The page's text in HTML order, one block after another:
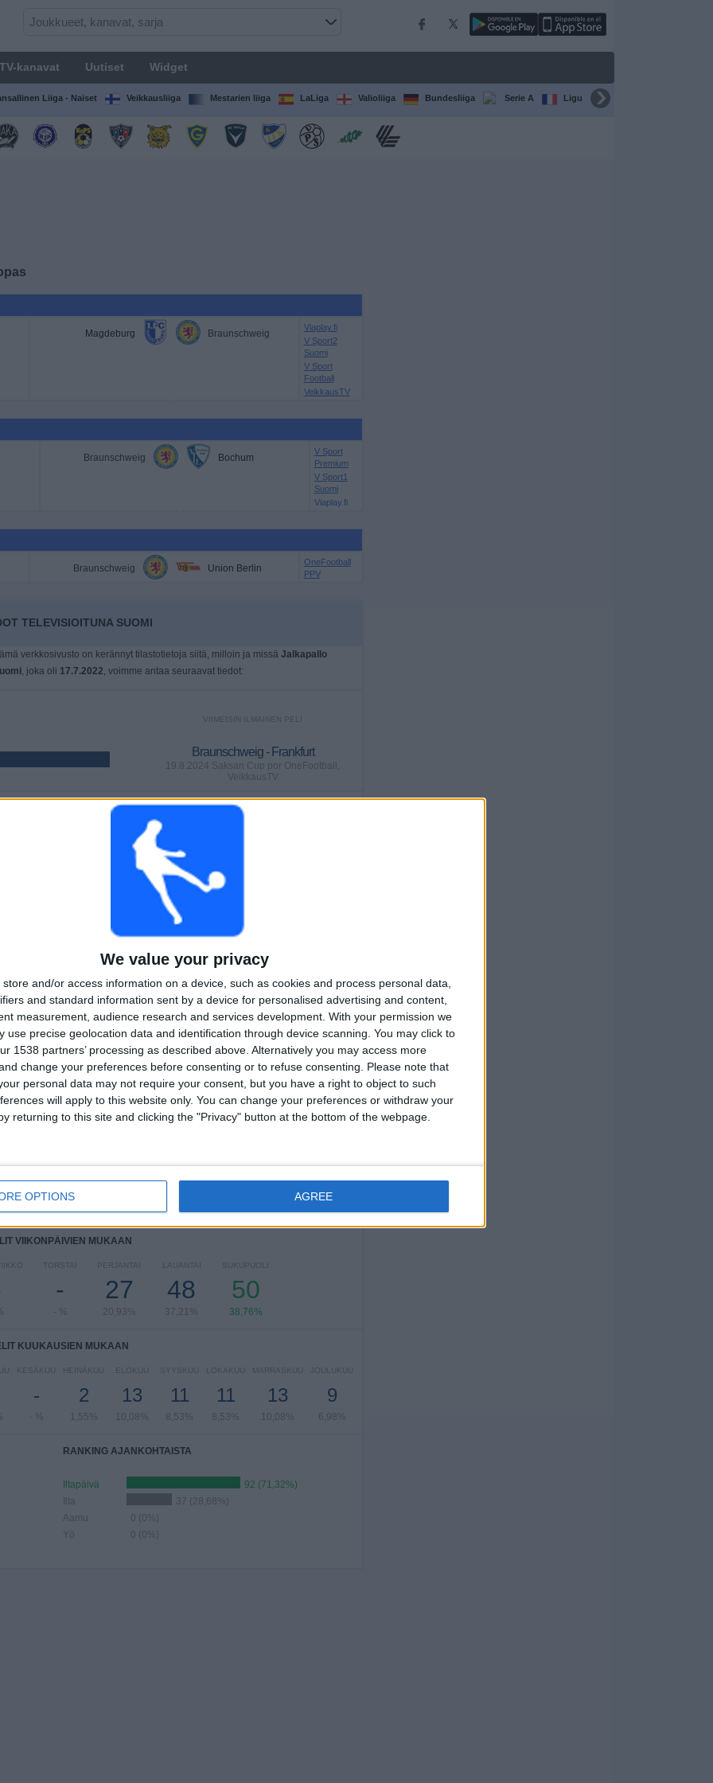
We value your privacy
store and/or access information on a device, such as cookies and process personal data,
and standard information sent by a device for personalised advertising and content,
measurement, audience research and services development. With your permission we
use precise geolocation data and identification through device scanning. You may click to
1538 partners’ processing as described above. Alternatively you may access more
change your preferences before consenting or to refuse consenting.
Please note that
personal data may not require your consent, but you have a right to object to such
will apply to this website only. You can change your preferences or withdraw your
returning to this site and clicking the "Privacy" button at the bottom of the webpage.
OPTIONS AGREE
TV-kanavat Uutiset Widget
Liiga - Naiset Veikkausliiga Mestarien liiga LaLiga Valioliiga Bundesliiga Serie A Ligue 1
Magdeburg Braunschweig
Viaplay.fi
V Sport2
Suomi
V Sport
Football
VeikkausTV
Braunschweig Bochum
V Sport
Premium
V Sport1
Suomi
Viaplay.fi
Braunschweig Union Berlin
OneFootball
PPV
TELEVISIOITUNA SUOMI
verkkosivusto on kerännyt tilastotietoja siitä, milloin ja missä Jalkapallo
, joka oli 17.7.2022, voimme antaa seuraavat tiedot:
VIIMEISIN ILMAINEN PELI
Braunschweig - Frankfurt
19.8.2024 Saksan Cup por OneFootball,
VeikkausTV
ILMAISETTOMIA
PELIÄ
PELIT
69
PERÄKKÄISET
MAKSUPELIT
YHTEENSÄ
31
VASTUSTAJAT
MAKSIMI
8
VS Greuther
YHTEENSÄ
2
KILPAILUT
RANKING KILPAILUJEN MUKAAN
2. Bundesliga
124 (96,12%)
Saksan Cup
5 (3,88%)
VIIKONPÄIVIEN MUKAAN
TORSTAI
-
- %
PERJANTAI
27
20,93%
LAUANTAI
48
37,21%
SUKUPUOLI
50
38,76%
KUUKAUSIEN MUKAAN
KESÄKUU
-
- %
HEINÄKUU
2
1,55%
ELOKUU
13
10,08%
SYYSKUU
11
8,53%
LOKAKUU
11
8,53%
MARRASKUU
13
10,08%
JOULUKUU
9
6,98%
RANKING AJANKOHTAISTA
Iltapäivä
92 (71,32%)
Ilta
37 (28,68%)
Aamu
0 (0%)
Yö
0 (0%)